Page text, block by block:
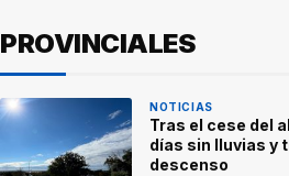
PROVINCIALES
NOTICIAS
Tras el cese del
días sin lluvias y
descenso